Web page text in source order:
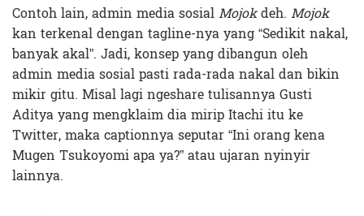
Contoh lain, admin media sosialMojokdeh. Mojok
kan terkenal dengan tagline-nya yang “Sedikit nakal,
banyak akal”. Jadi, konsep yang dibangun oleh
admin media sosial pasti rada-rada nakal dan bikin
mikir gitu. Misal lagi ngeshare tulisannya Gusti
Aditya yang mengklaim dia mirip Itachi itu ke
Twitter, maka captionnya seputar “Ini orang kena
Mugen Tsukoyomi apa ya?” atau ujaran nyinyir
lainnya.